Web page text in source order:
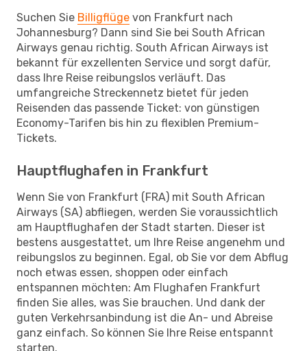
Suchen Sie Billigflüge von Frankfurt nach
Johannesburg? Dann sind Sie bei South African
Airways genau richtig. South African Airways ist
bekannt für exzellenten Service und sorgt dafür,
dass Ihre Reise reibungslos verläuft. Das
umfangreiche Streckennetz bietet für jeden
Reisenden das passende Ticket: von günstigen
Economy-Tarifen bis hin zu flexiblen Premium-
Tickets.
Hauptflughafen in Frankfurt
Wenn Sie von Frankfurt (FRA) mit South African
Airways (SA) abfliegen, werden Sie voraussichtlich
am Hauptflughafen der Stadt starten. Dieser ist
bestens ausgestattet, um Ihre Reise angenehm und
reibungslos zu beginnen. Egal, ob Sie vor dem Abflug
noch etwas essen, shoppen oder einfach
entspannen möchten: Am Flughafen Frankfurt
finden Sie alles, was Sie brauchen. Und dank der
guten Verkehrsanbindung ist die An- und Abreise
ganz einfach. So können Sie Ihre Reise entspannt
starten.